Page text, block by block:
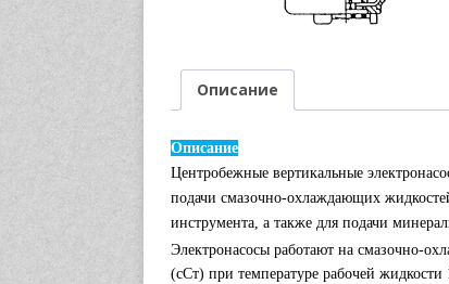
Описание
Описание
Центробежные вертикальные
подачи смазочно-охлаждающих
инструмента, а также для подачи
Электронасосы работают на смазочно-
(сСт) при температуре рабочей